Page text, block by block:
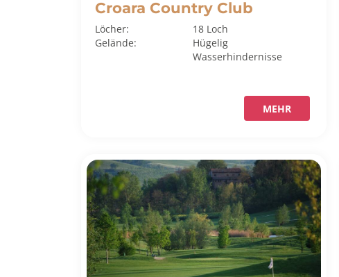
Croara Country Club
Löcher:
18 Loch
Gelände:
Hügelig
Wasserhindernisse
MEHR